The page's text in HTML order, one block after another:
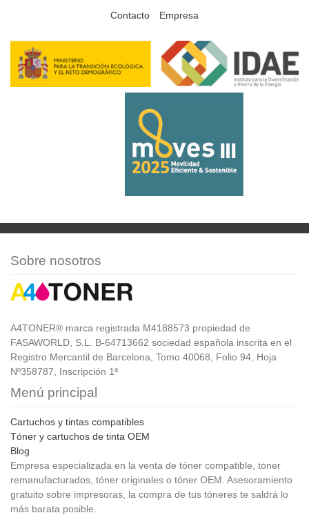
Contacto
Empresa
Sobre nosotros
A4TONER® marca registrada M4188573 propiedad de
FASAWORLD, S.L. B-64713662 sociedad española inscrita en el
Registro Mercantil de Barcelona, Tomo 40068, Folio 94, Hoja
Nº358787, Inscripción 1ª
Menú principal
Cartuchos y tintas compatibles
Tóner y cartuchos de tinta OEM
Blog
Empresa especializada en la venta de tóner compatible, tóner
remanufacturados, tóner originales o tóner OEM. Asesoramiento
gratuito sobre impresoras, la compra de tus tóneres te saldrá lo
más barata posible.